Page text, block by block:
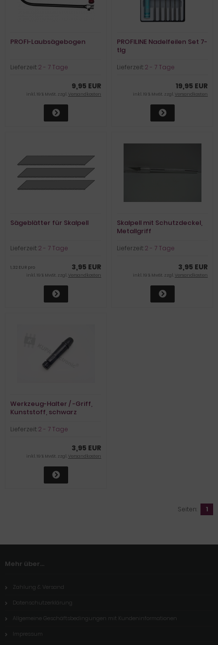
PROFI-Laubsägebogen
Lieferzeit:2 - 7 Tage
9,95 EUR
inkl. 19 % MwSt. zzgl.Versandkosten
PROFILINE Nadelfeilen Set 7-
tlg
Lieferzeit:2 - 7 Tage
19,95 EUR
inkl. 19 % MwSt. zzgl.Versandkosten
Sägeblätter für Skalpell
Lieferzeit:2 - 7 Tage
3,95 EUR
1,32 EUR pro
inkl. 19 % MwSt. zzgl.Versandkosten
Skalpell mit Schutzdeckel,
Metallgriff
Lieferzeit:2 - 7 Tage
3,95 EUR
inkl. 19 % MwSt. zzgl.Versandkosten
Werkzeug-Halter / -Griff,
Kunststoff, schwarz
Lieferzeit:2 - 7 Tage
3,95 EUR
inkl. 19 % MwSt. zzgl.Versandkosten
Seiten: 1
Mehr über...
Zahlung & Versand
Datenschutzerklärung
Allgemeine Geschäftsbedingungen mit Kundeninformationen
Impressum